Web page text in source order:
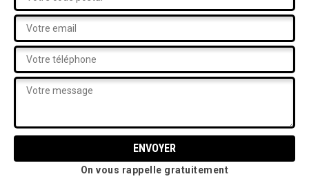
On vous rappelle gratuitement